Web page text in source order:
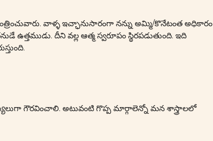
వాళ్ళ ఇచ్ఛానుసారంగా నన్ను అమ్మి/కొనేటంత అధికారం
ఉత్తముడు. దీని వల్ల ఆత్మ స్వరూపం స్థిరపడుతుంది. ఇది
గౌరవించాలి. అటువంటి గొప్ప మార్గాలెన్నో మన శాస్త్రాలలో